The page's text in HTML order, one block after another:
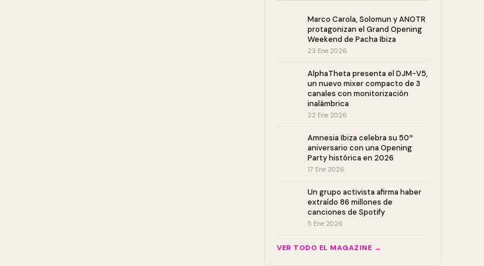
Marco Carola, Solomun y ANOTR
protagonizan el Grand Opening
Weekend de Pacha Ibiza
23 Ene 2026
AlphaTheta presenta el DJM-V5,
un nuevo mixer compacto de 3
canales con monitorización
inalámbrica
22 Ene 2026
Amnesia Ibiza celebra su 50º
aniversario con una Opening
Party histórica en 2026
17 Ene 2026
Un grupo activista afirma haber
extraído 86 millones de
canciones de Spotify
5 Ene 2026
VER TODO EL MAGAZINE →